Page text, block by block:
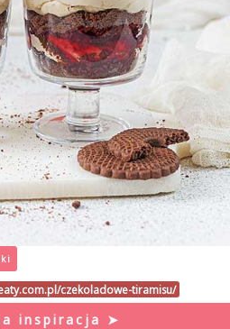
czekoladowe-tiramisu/
inspiracja ➤